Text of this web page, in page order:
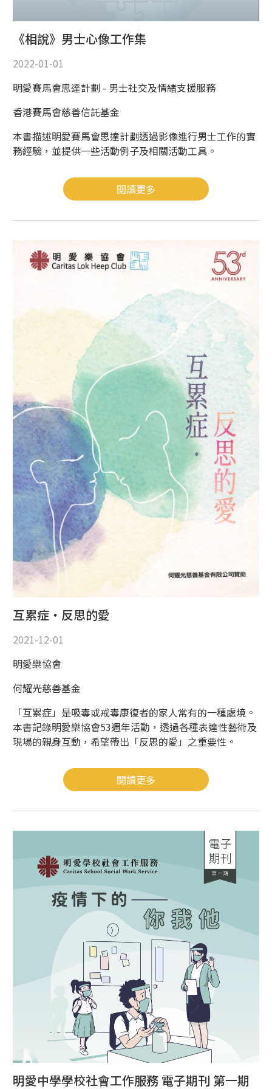
《相說》男士心像工作集
2022-01-01
明愛賽馬會思達計劃 - 男士社交及情緒支援服務
香港賽馬會慈善信託基金
本書描述明愛賽馬會思達計劃透過影像進行男士工作的實
務經驗，並提供一些活動例子及相關活動工具。
閱讀更多
互累症‧反思的愛
2021-12-01
明愛樂協會
何耀光慈善基金
「互累症」是吸毒或戒毒康復者的家人常有的一種處境。
本書記錄明愛樂協會53週年活動，透過各種表達性藝術及
現場的親身互動，希望帶出「反思的愛」之重要性。
閱讀更多
明愛中學學校社會工作服務 電子期刊 第一期